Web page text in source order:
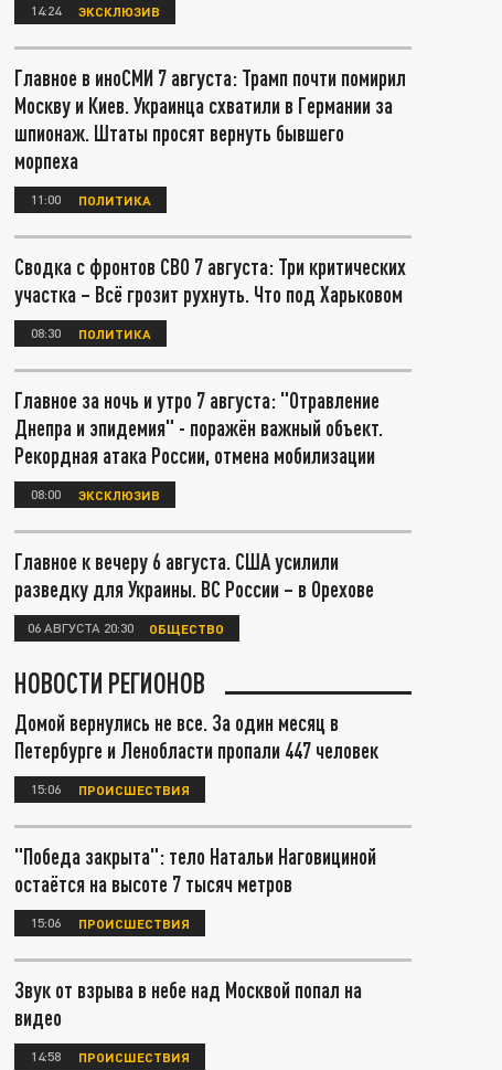
14:24 ЭКСКЛЮЗИВ
Главное в иноСМИ 7 августа: Трамп почти помирил
Москву и Киев. Украинца схватили в Германии за
шпионаж. Штаты просят вернуть бывшего
морпеха
11:00 ПОЛИТИКА
Сводка с фронтов СВО 7 августа: Три критических
участка – Всё грозит рухнуть. Что под Харьковом
08:30 ПОЛИТИКА
Главное за ночь и утро 7 августа: "Отравление
Днепра и эпидемия" - поражён важный объект.
Рекордная атака России, отмена мобилизации
08:00 ЭКСКЛЮЗИВ
Главное к вечеру 6 августа. США усилили
разведку для Украины. ВС России – в Орехове
06 АВГУСТА 20:30 ОБЩЕСТВО
НОВОСТИ РЕГИОНОВ
Домой вернулись не все. За один месяц в
Петербурге и Ленобласти пропали 447 человек
15:06 ПРОИСШЕСТВИЯ
"Победа закрыта": тело Натальи Наговициной
остаётся на высоте 7 тысяч метров
15:06 ПРОИСШЕСТВИЯ
Звук от взрыва в небе над Москвой попал на
видео
14:58 ПРОИСШЕСТВИЯ